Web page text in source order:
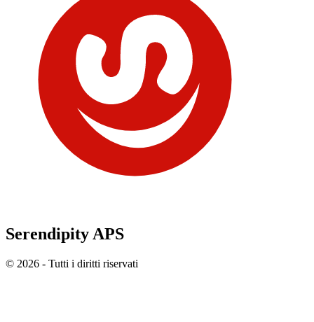
Serendipity APS
© 2026 - Tutti i diritti riservati